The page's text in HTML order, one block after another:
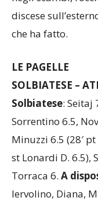
che ha fatto.
SOLBIATESE –
Solbiatese: Seitaj
Sorrentino 6.5,
Minuzzi 6.5 (28′
st Lonardi D. 6.5),
Torraca 6. A
Iervolino, Diana,
Atletico BMG: